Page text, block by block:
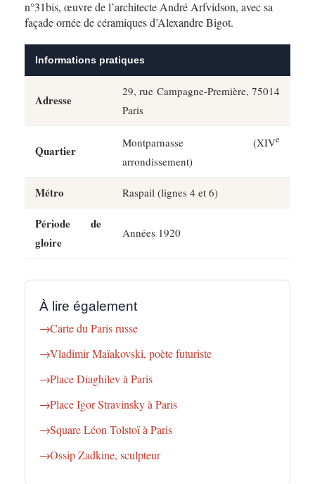
n°31bis, œuvre de l’architecte André Arfvidson, avec sa
façade ornée de céramiques d’Alexandre Bigot.
Informations pratiques
Adresse
29, rue Campagne-Première, 75014
Paris
Quartier
Montparnasse (XIVe
arrondissement)
Métro Raspail (lignes 4 et 6)
Période de
gloire
Années 1920
À lire également
Carte du Paris russe
Vladimir Maïakovski, poète futuriste
Place Diaghilev à Paris
Place Igor Stravinsky à Paris
Square Léon Tolstoï à Paris
Ossip Zadkine, sculpteur